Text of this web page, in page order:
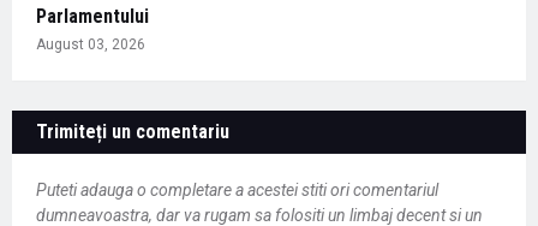
Parlamentului
August 03, 2026
Trimiteți un comentariu
Puteti adauga o completare a acestei stiti ori comentariul
dumneavoastra, dar va rugam sa folositi un limbaj decent si un